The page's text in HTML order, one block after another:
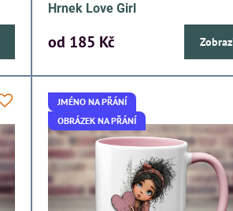
Hrnek Love Girl
od 185 Kč
JMÉNO NA PŘÁNÍ
OBRÁZEK NA PŘÁNÍ